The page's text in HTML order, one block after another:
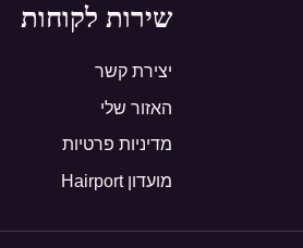
שירות לקוחות
יצירת קשר
האזור שלי
מדיניות פרטיות
מועדון Hairport